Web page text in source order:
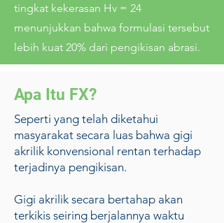
tingkat kekerasan Hv = 24
menunjukkan bahwa formulasi tersebut
lebih kuat 20% dari pengikisan abrasi.
Apa Itu FX?
Seperti yang telah diketahui
masyarakat secara luas bahwa gigi
akrilik konvensional rentan terhadap
terjadinya pengikisan.
Gigi akrilik secara bertahap akan
terkikis seiring berjalannya waktu